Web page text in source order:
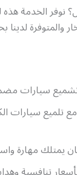
الخدمة هذه
والمتوفرة
سيارات
تلميع سيارات
يمتلك مهارة